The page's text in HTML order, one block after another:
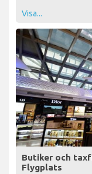
Visa...
Butiker och
Flygplats